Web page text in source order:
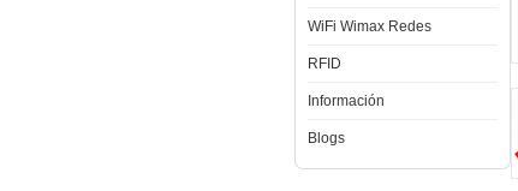
WiFi Wimax Redes
RFID
Información
Blogs